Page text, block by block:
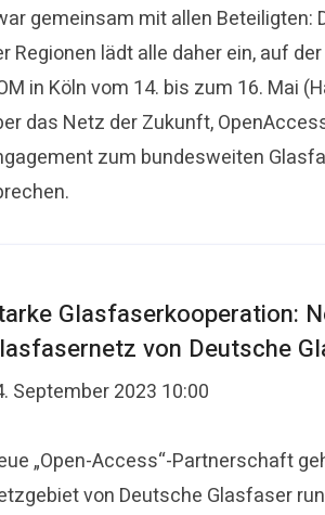
gemeinsam mit allen Beteiligten:
Regionen lädt alle daher ein, auf
in Köln vom 14. bis zum 16. Mai
das Netz der Zukunft,
zum bundesweiten
Glasfaserkooperation:
von Deutsche
September 2023 10:00
„Open-Access“-Partnerschaft
von Deutsche Glasfaser